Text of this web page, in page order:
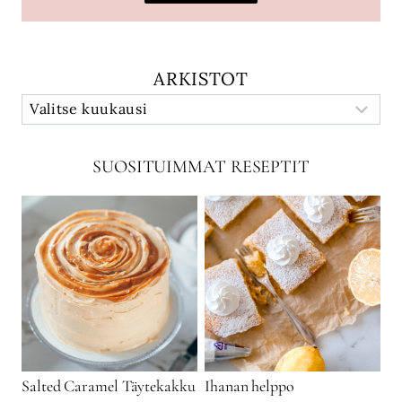
ARKISTOT
SUOSITUIMMAT RESEPTIT
Salted Caramel Täytekakku Ihanan helppo